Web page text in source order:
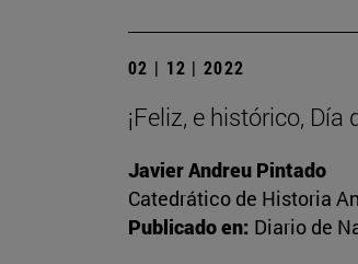
02 | 12 | 2022
¡Feliz, e histórico, Día
Javier Andreu Pintado
Catedrático de Historia
Publicado en: Diario de